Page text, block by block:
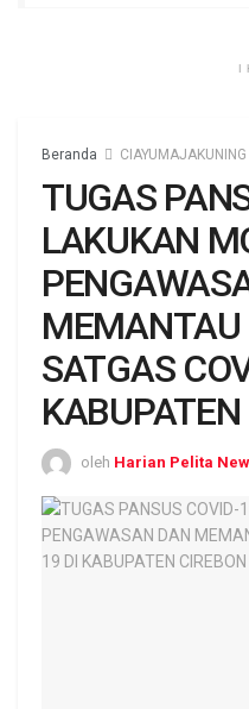
Beranda CIAYUMAJAKUNING
TUGAS
LAKUKAN
MEMANTAU
SATGAS
oleh Harian Pelita